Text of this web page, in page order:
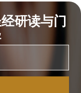
研读与门